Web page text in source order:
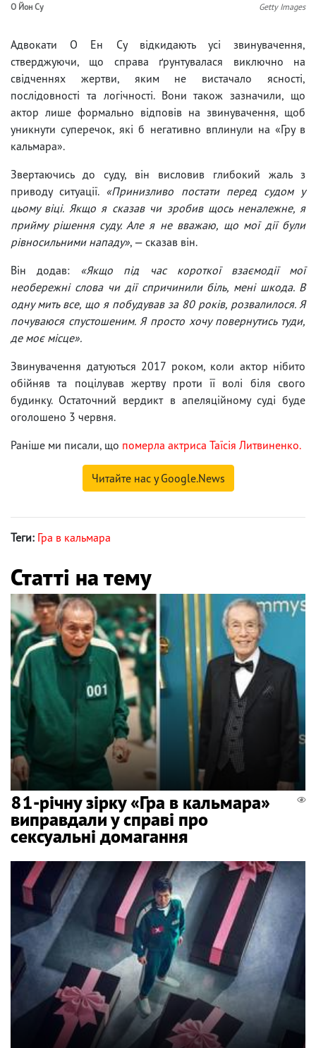
О Йон Су Getty Images
Адвокати О Ен Су відкидають усі звинувачення,
стверджуючи, що справа ґрунтувалася виключно на
свідченнях жертви, яким не вистачало ясності,
послідовності та логічності. Вони також зазначили, що
актор лише формально відповів на звинувачення, щоб
уникнути суперечок, які б негативно вплинули на «Гру в
кальмара».
Звертаючись до суду, він висловив глибокий жаль з
приводу ситуації. «Принизливо постати перед судом у
цьому віці. Якщо я сказав чи зробив щось неналежне, я
прийму рішення суду. Але я не вважаю, що мої дії були
рівносильними нападу», — сказав він.
Він додав: «Якщо під час короткої взаємодії мої
необережні слова чи дії спричинили біль, мені шкода. В
одну мить все, що я побудував за 80 років, розвалилося. Я
почуваюся спустошеним. Я просто хочу повернутись туди,
де моє місце».
Звинувачення датуються 2017 роком, коли актор нібито
обійняв та поцілував жертву проти її волі біля свого
будинку. Остаточний вердикт в апеляційному суді буде
оголошено 3 червня.
Раніше ми писали, що померла актриса Таїсія Литвиненко.
Читайте нас у Google.News
Теги: Гра в кальмара
Статті на тему
81-річну зірку «Гра в кальмара»
виправдали у справі про
сексуальні домагання